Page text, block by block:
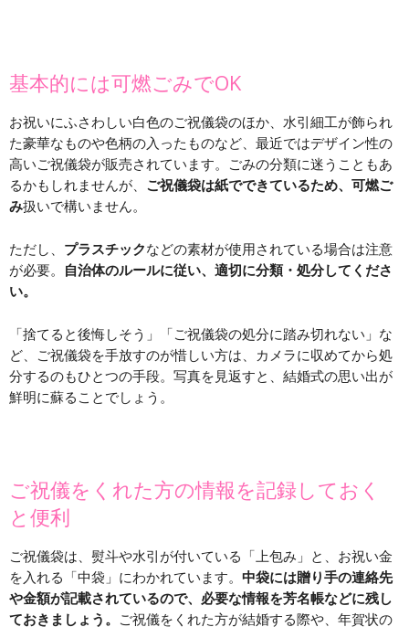
基本的には可燃ごみでOK
お祝いにふさわしい白色のご祝儀袋のほか、水引細工が飾られ
た豪華なものや色柄の入ったものなど、最近ではデザイン性の
高いご祝儀袋が販売されています。ごみの分類に迷うこともあ
るかもしれませんが、 ご祝儀袋は紙でできているため、可燃ご
み扱いで構いません。
ただし、 プラスチックなどの素材が使用されている場合は注意
が必要。
自治体のルールに従い、適切に分類・処分してくださ
い。
「捨てると後悔しそう」「ご祝儀袋の処分に踏み切れない」な
ど、ご祝儀袋を手放すのが惜しい方は、カメラに収めてから処
分するのもひとつの手段。写真を見返すと、結婚式の思い出が
鮮明に蘇ることでしょう。
ご祝儀をくれた方の情報を記録しておく
と便利
ご祝儀袋は、熨斗や水引が付いている「上包み」と、お祝い金
を入れる「中袋」にわかれています。 中袋には贈り手の連絡先
や金額が記載されているので、必要な情報を芳名帳などに残し
ておきましょう。
ご祝儀をくれた方が結婚する際や、年賀状の